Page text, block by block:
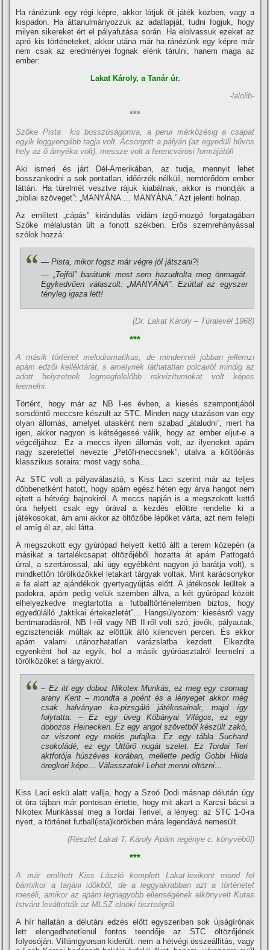
Ha ránézünk egy régi képre, akkor látjuk őt játék közben, vagy a
kispadon. Ha áttanulmányozzuk az adatlapját, tudni fogjuk, hogy
milyen sikereket ért el pályafutása során. Ha elolvassuk ezeket az
apró kis történeteket, akkor utána már ha ránézünk egy képre már
nem csak az eredményei fognak elénk tárulni, hanem maga az
ember:
Lakat Károly, a Tanár úr.
-lalolib-
***
Szőke Pista kis bosszúságomra, a perui mérkőzésig a csapat
egyik leggyengébb tagja volt. Ácsorgott a pályán (az egyedüli hűvös
hely az ő árnyéka volt), messze volt a ferencvárosi formájától!
Aki ismeri és járt Dél-Amerikában, az tudja, mennyit lehet
bosszankodni a sok pontatlan, időérzék nélküli, nemtörődöm ember
láttán. Ha türelmét vesztve rájuk kiabálnak, akkor is mondják a
„bibliai szöveget”: „MANYÁNA … MANYÁNA.” Azt jelenti holnap.
Az emlí­tett „cápás” kirándulás vidám izgő-mozgó forgatagában
Szőke mélalustán ült a fonott székben. Erős szemrehányással
szólok hozzá:
— Pista, mikor fogsz már végre jól játszani?!
— „Tejföl” barátunk most sem hazudtolta meg önmagát.
Egykedvűen válaszolt: „MANYÁNA”. Ezúttal az egyszer
tényleg igaza lett!
(Dr. Lakat Károly – Túralevél 1968)
***
A másik történet melodramatikus, de mindennél jobban jellemzi
apám edzői kelléktárát, s amelynek láthatatlan polcairól mindig az
adott helyzetnek legmegfelelőbb rekvizí­tumokat volt képes
leemelni.
Történt, hogy már az NB I-es évben, a kiesés szempontjából
sorsdöntő meccsre készült az STC. Minden nagy utazáson van egy
olyan állomás, amelyet utasként nem szabad „átaludni”, mert ha
igen, akkor nagyon is kétségessé válik, hogy az ember eljut-e a
végcéljához. Ez a meccs ilyen állomás volt, az ilyeneket apám
nagy szeretettel nevezte „Petőfi-meccsnek”, utalva a költőóriás
klasszikus soraira: most vagy soha…
Az STC volt a pályaválasztó, s Kiss Laci szerint már az teljes
döbbenetként hatott, hogy apám egész héten egy árva hangot nem
ejtett a hétvégi bajnokiról. A meccs napján is a megszokott kettő
óra helyett csak egy órával a kezdés előttre rendelte ki a
játékosokat, ám ami akkor az öltözőbe lépőket várta, azt nem felejti
el amí­g él az, aki látta.
A megszokott egy gyúrópad helyett kettő állt a terem közepén (a
másikat a tartalékcsapat öltözőjéből hozatta át apám Pattogató
úrral, a szertárossal, aki úgy egyébként nagyon jó barátja volt), s
mindkettőn törölközőkkel letakart tárgyak voltak. Mint karácsonykor
a fa alatt az ajándékok gyertyagyújtás előtt. A játékosok leültek a
padokra, apám pedig velük szemben állva, a két gyúrópad között
elhelyezkedve megtartotta a futballtörténelemben biztos, hogy
egyedülálló „taktikai értekezletét”… Hangsúlyozom: kiesésről vagy
bentmaradásról, NB I-ről vagy NB II-ről volt szó; jövők, pályautak,
egzisztenciák múltak az előttük álló kilencven percen. És ekkor
apám valami utánozhatatlan varázslatba kezdett. Elkezdte
egyenként hol az egyik, hol a másik gyúróasztalról leemelni a
törölközőket a tárgyakról.
– Ez itt egy doboz Nikotex Munkás, ez meg egy csomag
arany Kent – mondta a poént és a lényeget akkor még
csak halványan ka-pizsgáló játékosainak, majd í­gy
folytatta: – Ez egy üveg Kőbányai Világos, ez egy
dobozos Heinecken. Ez egy angol szövetből készült zakó,
ez viszont egy melós pufajka. Ez egy tábla Suchard
csokoládé, ez egy Úttörő nugát szelet. Ez Tordai Teri
aktfotója húszéves korában, mellette pedig Gobbi Hilda
öregkori képe… Válasszatok! Lehet menni öltözni…
Kiss Laci eskü alatt vallja, hogy a Szoó Dodi másnap délután úgy
öt óra tájban már pontosan értette, hogy mit akart a Karcsi bácsi a
Nikotex Munkással meg a Tordai Terivel, a lényeg: az STC 1-0-ra
nyert, a történet futball(ista)körökben mára legendává nemesült.
(Részlet Lakat T. Károly Apám regénye c. könyvéből)
***
A már emlí­tett Kiss László komplett Lakat-lexikont mond fel
bármikor a tarjáni időkből, de a leggyakrabban azt a történetet
meséli, amikor az apám legnagyobb ellenségének elkönyvelt Kutas
Istvánt leváltották az MLSZ elnöki tisztségről.
A hí­r hallatán a délutáni edzés előtt egyszeriben sok újságí­rónak
lett elengedhetetlenül fontos teendője az STC öltözőjének
folyosóján. Villámgyorsan kiderült: nem a hétvégi összeállí­tás, vagy